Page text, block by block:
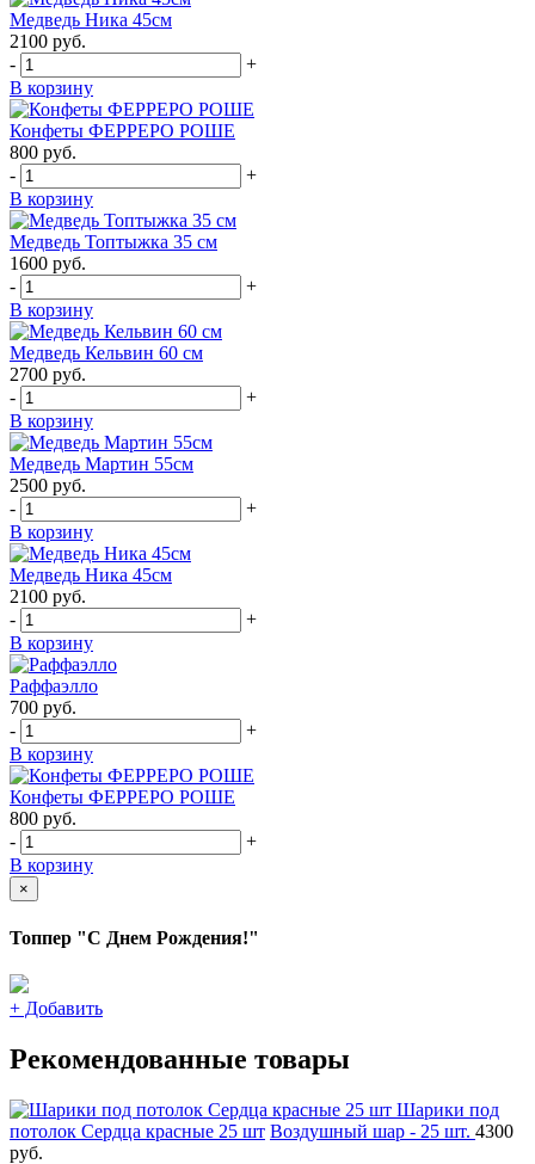
Медведь Ника 45см
2100 руб.
-
+
В корзину
Конфеты ФЕРРЕРО РОШЕ
800 руб.
-
+
В корзину
Медведь Топтыжка 35 см
1600 руб.
-
+
В корзину
Медведь Кельвин 60 см
2700 руб.
-
+
В корзину
Медведь Мартин 55см
2500 руб.
-
+
В корзину
Медведь Ника 45см
2100 руб.
-
+
В корзину
Раффаэлло
700 руб.
-
+
В корзину
Конфеты ФЕРРЕРО РОШЕ
800 руб.
-
+
В корзину
×
Топпер "С Днем Рождения!"
+ Добавить
Рекомендованные товары
Шарики под
потолок Сердца красные 25 шт Воздушный шар - 25 шт. 4300
руб.